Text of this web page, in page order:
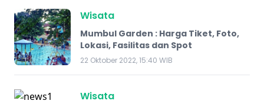
Wisata
Mumbul Garden : Harga Tiket, Foto,
Lokasi, Fasilitas dan Spot
22 Oktober 2022, 15:40 WIB
Wisata